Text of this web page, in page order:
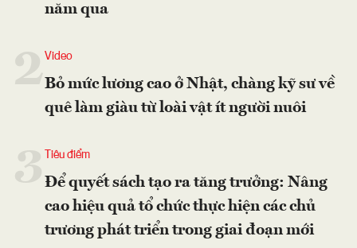
năm qua
2Video
Bỏ mức lương cao ở Nhật, chàng kỹ sư về
quê làm giàu từ loài vật ít người nuôi
Tiêu điểm
Để quyết sách tạo ra tăng trưởng: Nâng
cao hiệu quả tổ chức thực hiện các chủ
trương phát triển trong giai đoạn mới